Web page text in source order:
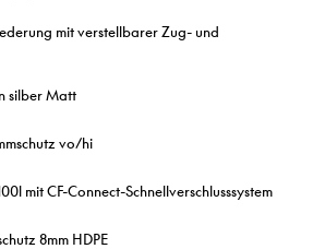
mit verstellbarer Zug- und
silber Matt
vo/hi
mit CF-Connect-Schnellverschlusssystem
8mm HDPE